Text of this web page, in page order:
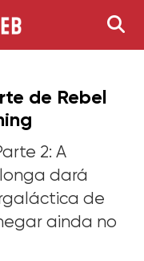
de Rebel
2: A
dará
de
ainda no